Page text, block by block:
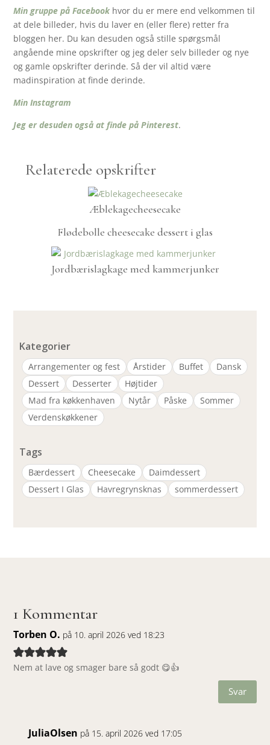
Min gruppe på Facebookhvor du er mere end velkommen til
at dele billeder, hvis du laver en (eller flere) retter fra
bloggen her. Du kan desuden også stille spørgsmål
angående mine opskrifter og jeg deler selv billeder og nye
og gamle opskrifter derinde. Så der vil altid være
madinspiration at finde derinde.
Min Instagram
Jeg er desuden også at finde på Pinterest.
Relaterede opskrifter
Æblekagecheesecake
Flødebolle cheesecake dessert i glas
Jordbærislagkage med kammerjunker
Kategorier
Arrangementer og fest Årstider Buffet
Dansk
Dessert
Desserter
Højtider
Mad fra køkkenhaven
Nytår Påske
Sommer
Verdenskøkkener
Tags
Bærdessert Cheesecake
Daimdessert
Dessert I Glas
Havregrynsknas sommerdessert
1 Kommentar
Torben O. på 10. april 2026 ved 18:23
Nem at lave og smager bare så godt 😋👍
Svar
JuliaOlsen på 15. april 2026 ved 17:05